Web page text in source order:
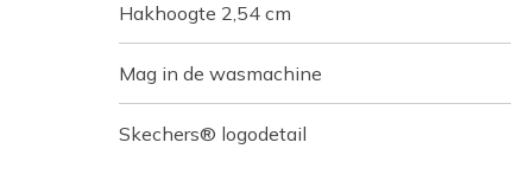
Hakhoogte 2,54 cm
Mag in de wasmachine
Skechers® logodetail